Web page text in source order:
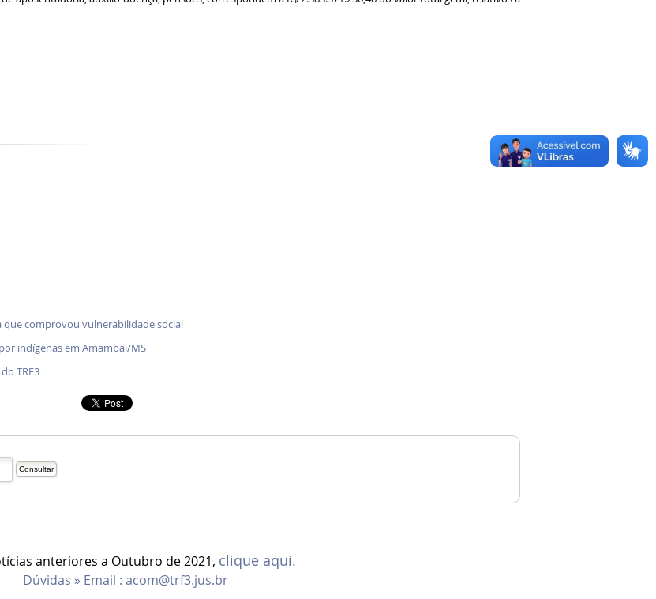
que comprovou vulnerabilidade social
indígenas em Amambai/MS
TRF3
anteriores a Outubro de 2021, clique aqui.
Dúvidas » Email : acom@trf3.jus.br